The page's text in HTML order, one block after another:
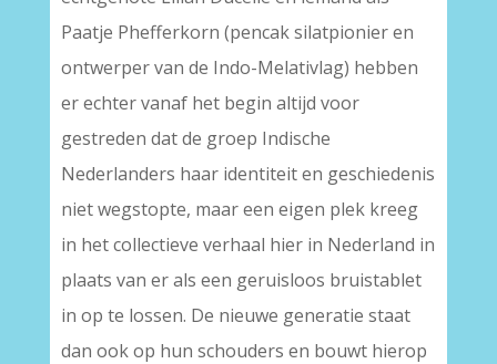
Paatje Phefferkorn (pencak silatpionier en
ontwerper van de Indo-Melativlag) hebben
er echter vanaf het begin altijd voor
gestreden dat de groep Indische
Nederlanders haar identiteit en geschiedenis
niet wegstopte, maar een eigen plek kreeg
in het collectieve verhaal hier in Nederland in
plaats van er als een geruisloos bruistablet
in op te lossen. De nieuwe generatie staat
dan ook op hun schouders en bouwt hierop